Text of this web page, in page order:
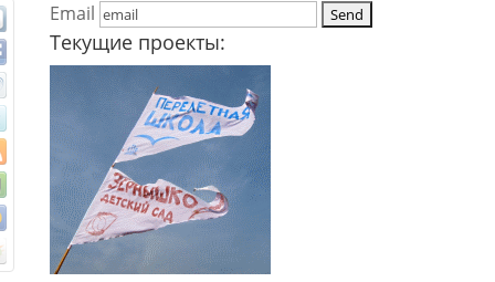
Email
Текущие проекты: